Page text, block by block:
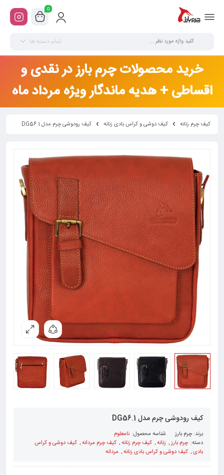
0
تمام دسته ها
خرید محصولات چرم بارز در نقدی و
اقساطی + هدیه ماندگار ویژه مرداد ماه
کیف چرم زنانه کیف دوشی و کراس بادی زنانه کیف رودوشی چرم مدل DG56.1
کیف رودوشی چرم مدل DG56.1
برند:چرم بارز شناسه محصول: نامعلوم
دسته: چرم بارز, زنانه, کیف چرم زنانه, کیف چرم مردانه, کیف دوشی و کراس
بادی, کیف دوشی و کراس بادی زنانه, مردانه